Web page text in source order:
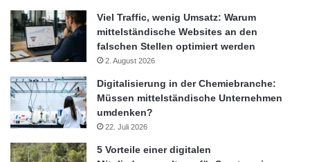
Viel Traffic, wenig Umsatz: Warum
mittelständische Websites an den
falschen Stellen optimiert werden
2. August 2026
Digitalisierung in der Chemiebranche:
Müssen mittelständische Unternehmen
umdenken?
22. Juli 2026
5 Vorteile einer digitalen